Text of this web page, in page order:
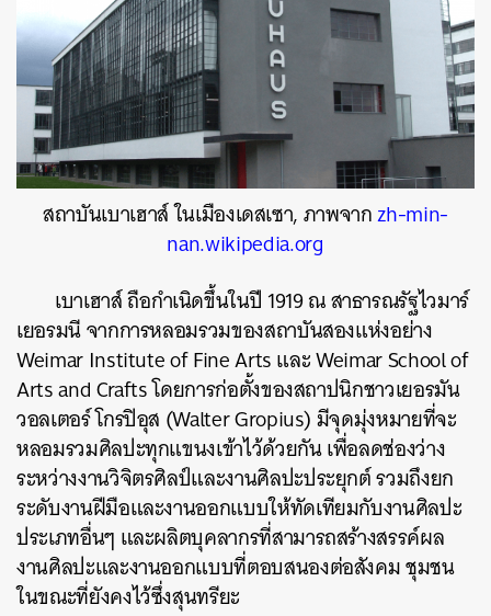
สถาบันเบาเฮาส์ ในเมืองเดสเซา, ภาพจากzh-min-
nan.wikipedia.org
เบาเฮาส์ ถือกำเนิดขึ้นในปี 1919 ณ สาธารณรัฐไวมาร์
เยอรมนี จากการหลอมรวมของสถาบันสองแห่งอย่าง
Weimar Institute of Fine Arts และ Weimar School of
Arts and Crafts โดยการก่อตั้งของสถาปนิกชาวเยอรมัน
วอลเตอร์ โกรปิอุส (Walter Gropius) มีจุดมุ่งหมายที่จะ
หลอมรวมศิลปะทุกแขนงเข้าไว้ด้วยกัน เพื่อลดช่องว่าง
ระหว่างงานวิจิตรศิลป์และงานศิลปะประยุกต์ รวมถึงยก
ระดับงานฝีมือและงานออกแบบให้ทัดเทียมกับงานศิลปะ
ประเภทอื่นๆ และผลิตบุคลากรที่สามารถสร้างสรรค์ผล
งานศิลปะและงานออกแบบที่ตอบสนองต่อสังคม ชุมชน
ในขณะที่ยังคงไว้ซึ่งสุนทรียะ